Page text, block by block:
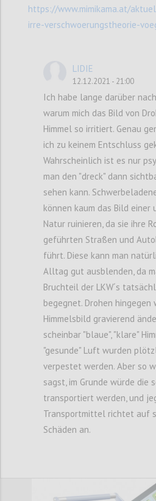
Diese IT Lösungen
Sendungsbenachrichtigungen
Live Lagerstandsliste auf
Smartphone Anbieter worauf
hingewiesen wird.
Währende Smartphone
zu kämpfen haben , haben
bereits entsprechend
Refurbed GmbH hat bewiesen
kann. Ältere Geräte werden von
gewartet und
erneut dem
Zum einen handelt es sich dabei
Variante zum anderen
Alternative um an
ranzukommen.
Auch Anbieter wie Xiaomi
aufgrund der Pandemie eine
direkten Wettbewerb mit
einzusteigen. Besonders
Werbetrommel. Vivo war
Hauptsponsoren der Fußball
2021. Xiaomi wiederum
Niedergang von Huawei die
Das Jahr 2022 wird für den
entscheidend sein. Wir
Kampf um den Thron am
https://www.mimikama.at/
irre-verschwoerungstheorie-
LIDIE
12.12.2021 - 21:00
Ich habe lange darüber
warum mich das Bild von
Himmel so irritiert. Genau
ich zu keinem Entschluss
Wahrscheinlich ist es nur
man den "dreck" dann
sehen kann.
können kaum das Bild einer
Natur ruinieren, da sie ihre
geführten Straßen und
führt. Diese kann man
Alltag gut ausblenden, da
Bruchteil der LKW´s
begegnet. Drohen hingegen
Himmelsbild gravierend
scheinbar "blaue", "klare"
"gesunde" Luft wurden
verpestet werden. Aber so
sagst, im Grunde würde die
transportiert werden, und
Transportmittel richtet auf
Schäden an.